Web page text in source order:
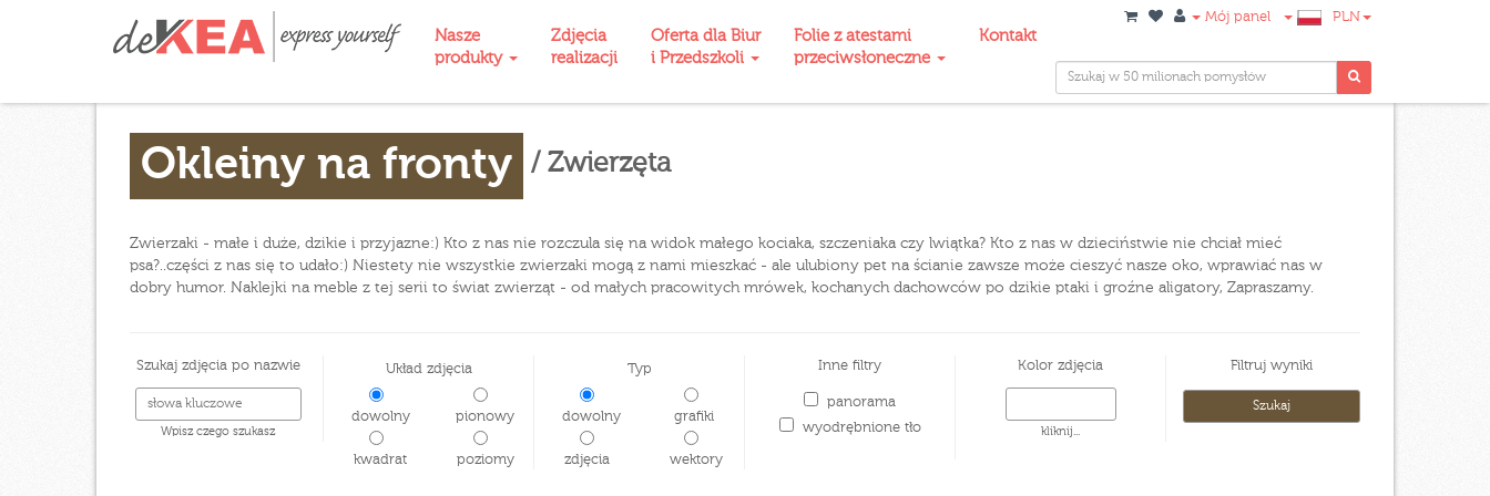
Nasze
produkty
Zdjęcia
realizacji
Oferta dla Biur
i Przedszkoli
Folie z atestami
przeciwsłoneczne
Kontakt
Mój panel PLN
Okleiny na fronty / Zwierzęta
Zwierzaki - małe i duże, dzikie i przyjazne:) Kto z nas nie rozczula się na widok małego kociaka, szczeniaka czy lwiątka? Kto z nas w dzieciństwie nie chciał mieć
psa?..części z nas się to udało:) Niestety nie wszystkie zwierzaki mogą z nami mieszkać - ale ulubiony pet na ścianie zawsze może cieszyć nasze oko, wprawiać nas w
dobry humor. Naklejki na meble z tej serii to świat zwierząt - od małych pracowitych mrówek, kochanych dachowców po dzikie ptaki i groźne aligatory, Zapraszamy.
Szukaj zdjęcia po nazwie
Wpisz czego szukasz
Układ zdjęcia
dowolny
kwadrat
pionowy
poziomy
Typ
dowolny
zdjęcia
grafiki
wektory
Inne filtry
panorama
wyodrębnione tło
Kolor zdjęcia
kliknij...
Filtruj wyniki